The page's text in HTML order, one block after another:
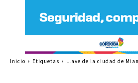
Inicio Etiquetas Llave de la ciudad de